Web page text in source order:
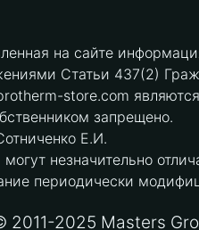
на сайте
Статьи 437(2)
store.com
запрещено.
Е.И.
незначительно
периодически
2011-2025 Masters